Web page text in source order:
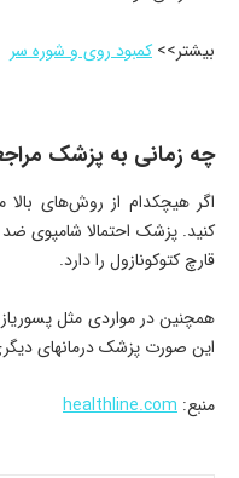
بیشتر>> کمبود روی و شوره سر
چه زمانی به پزشک
اگر هیچکدام از روش‌های
کنید. پزشک احتمالا شامپوی
قارچ کتوکونازول را دارد.
همچنین در مواردی مثل
این صورت پزشک درمانهای
منبع: healthline.com